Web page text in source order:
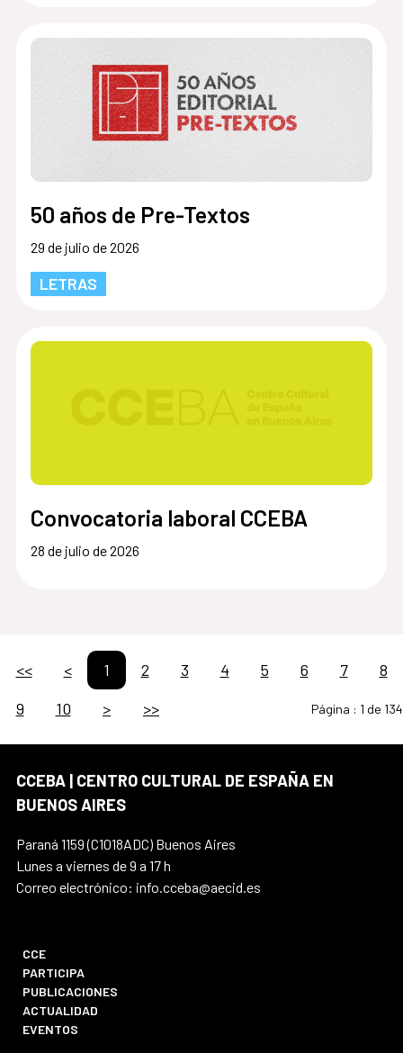
50 años de Pre-Textos
29 de julio de 2026
LETRAS
Convocatoria laboral CCEBA
28 de julio de 2026
<< < 1 2 3 4 5 6 7
8
9
10 > >> Página : 1 de 134
CCEBA | CENTRO CULTURAL DE ESPAÑA EN
BUENOS AIRES
Paraná 1159 (C1018ADC) Buenos Aires
Lunes a viernes de 9 a 17 h
Correo electrónico: info.cceba@aecid.es
CCE
PARTICIPA
PUBLICACIONES
ACTUALIDAD
EVENTOS